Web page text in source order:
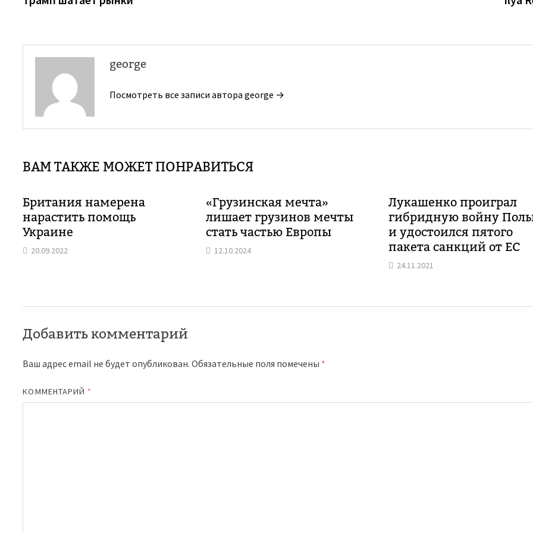
по
george
Посмотреть все записи автора george →
ВАМ ТАКЖЕ МОЖЕТ ПОНРАВИТЬСЯ
Британия намерена
нарастить помощь
Украине
20.09.2022
«Грузинская мечта»
лишает грузинов мечты
стать частью Европы
12.10.2024
Лукашенко проиграл
гибридную войну
и удостоился пятого
пакета санкций от ЕС
24.11.2021
Добавить комментарий
Ваш адрес email не будет опубликован. Обязательные поля помечены *
КОММЕНТАРИЙ *